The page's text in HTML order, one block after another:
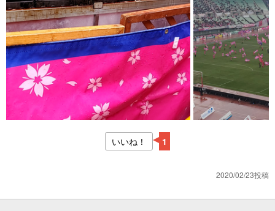
いいね！ 1
2020/02/23投稿